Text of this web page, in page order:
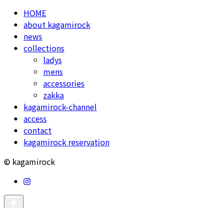
HOME
about kagamirock
news
collections
ladys
mens
accessories
zakka
kagamirock-channel
access
contact
kagamirock reservation
© kagamirock